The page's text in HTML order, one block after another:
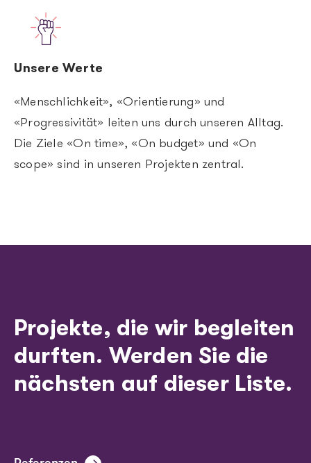
Image
Unsere Werte
«Menschlichkeit», «Orientierung» und
«Progressivität» leiten uns durch unseren Alltag.
Die Ziele «On time», «On budget» und «On
scope» sind in unseren Projekten zentral.
Projekte, die wir begleiten
durften. Werden Sie die
nächsten auf dieser Liste.